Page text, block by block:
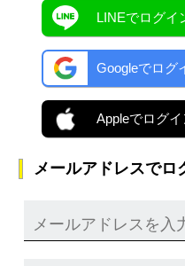
LINEでログイ
Googleでログ
Appleでログイ
メールアドレスでロ